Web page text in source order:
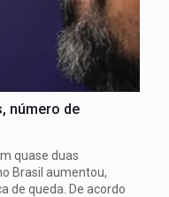
número de
quase duas
Brasil aumentou,
de queda. De acordo